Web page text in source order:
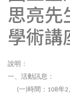
思亮先
學術講
說明：
一、活動訊息：
(一)時間： 108年2